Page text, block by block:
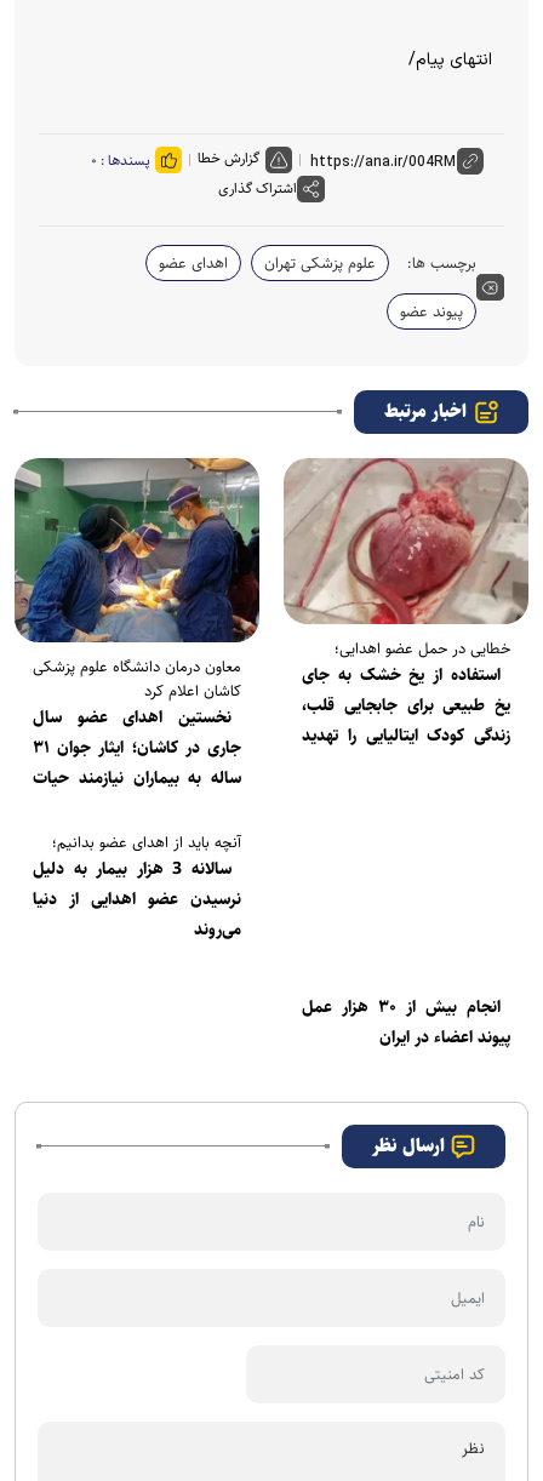
انتهای پیام/
گزارش خطا پسندها : ۰
اشتراک گذاری
برچسب ها: علوم پزشکی تهران
اهدای عضو
پیوند عضو
اخبار مرتبط
خطایی در حمل عضو اهدایی؛
استفاده از یخ خشک به جای
یخ طبیعی برای جابجایی قلب،
زندگی کودک ایتالیایی را تهدید
معاون درمان دانشگاه علوم پزشکی
کاشان اعلام کرد
نخستین اهدای عضو سال
جاری در کاشان؛ ایثار جوان ۳۱
ساله به بیماران نیازمند حیات
انجام بیش از ۳۰ هزار عمل
پیوند اعضاء در ایران
آنچه باید از اهدای عضو بدانیم؛
سالانه 3 هزار بیمار به دلیل
نرسیدن عضو اهدایی از دنیا
می‌روند
ارسال نظر